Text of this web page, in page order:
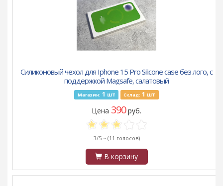
Силиконовый чехол для Iphone 15 Pro Silicone case без лого, с
поддержкой Magsafe, салатовый
Магазин: 1 шт Склад: 1 шт
Цена 390руб.
3/5 ~ (11 голосов)
В корзину